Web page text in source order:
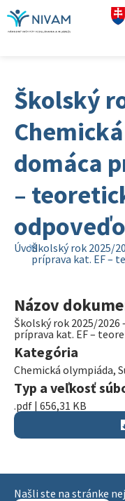
Školský
domáca
–
ÚvodŠkolský rok 2025/
príprava kat. EF –
Názov
Školský rok 2025/2026
príprava kat. EF –
Kategória
Chemická olympiáda,
Typ a veľkosť
.pdf | 656,31 KB
Našli ste na stránke